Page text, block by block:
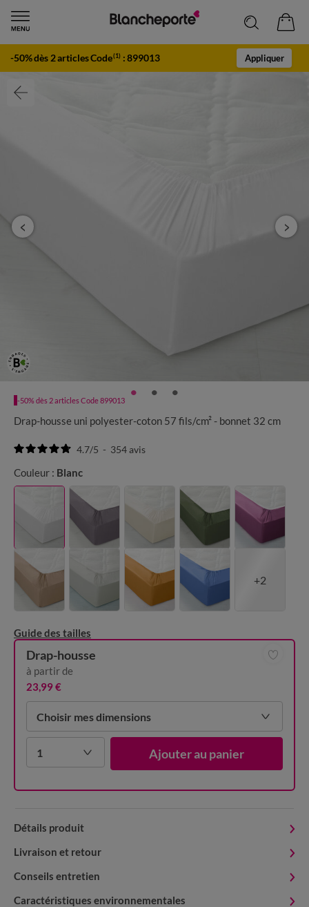
-50% dès 2 articles Code(1) :899013 Appliquer
-50% dès 2 articles Code 899013
Drap-housse uni polyester-coton 57 fils/cm² - bonnet 32 cm
4.7/5 - 354avis
Couleur : Blanc
+2
Guide des tailles
Choisir mes dimensions
1 Ajouter au panier
Drap-housse
à partir de
23,99 €
Détails produit
Livraison et retour
Conseils entretien
Caractéristiques environnementales